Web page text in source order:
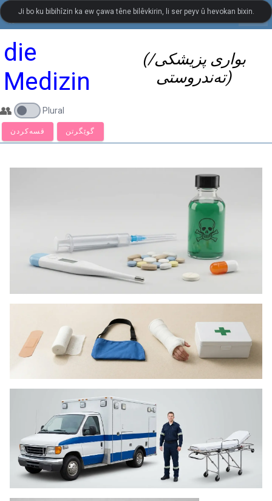
LanguageGuide.org•Ferhenga Dîtbarî ya Almanî settings
die
Medizin
(بواری پزیشکی/
تەندروستی)
👥 Plural
Ji bo ku bibihîzin ka ew çawa têne bilêvkirin, li ser peyv û hevokan bixin.